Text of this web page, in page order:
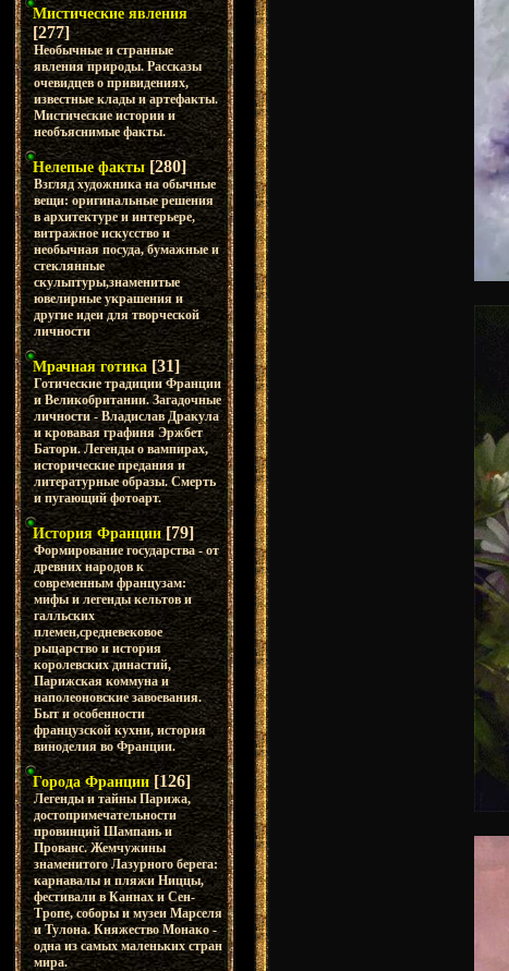
Мистические явления
[277]
Необычные и странные
явления природы. Рассказы
очевидцев о привидениях,
известные клады и артефакты.
Мистические истории и
необъяснимые факты.
Нелепые факты [280]
Взгляд художника на обычные
вещи: оригинальные решения
в архитектуре и интерьере,
витражное искусство и
необычная посуда, бумажные и
стеклянные
скульптуры,знаменитые
ювелирные украшения и
другие идеи для творческой
личности
Мрачная готика [31]
Готические традиции Франции
и Великобритании. Загадочные
личности - Владислав Дракула
и кровавая графиня Эржбет
Батори. Легенды о вампирах,
исторические предания и
литературные образы. Смерть
и пугающий фотоарт.
История Франции [79]
Формирование государства - от
древних народов к
современным французам:
мифы и легенды кельтов и
галльских
племен,средневековое
рыцарство и история
королевских династий,
Парижская коммуна и
наполеоновские завоевания.
Быт и особенности
французской кухни, история
виноделия во Франции.
Города Франции [126]
Легенды и тайны Парижа,
достопримечательности
провинций Шампань и
Прованс. Жемчужины
знаменитого Лазурного берега:
карнавалы и пляжи Ниццы,
фестивали в Каннах и Сен-
Тропе, соборы и музеи Марселя
и Тулона. Княжество Монако -
одна из самых маленьких стран
мира.